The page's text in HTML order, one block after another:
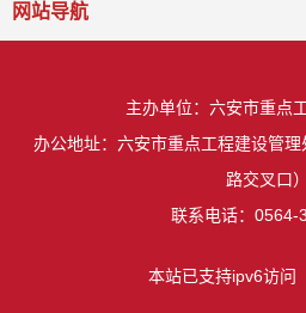
网站导航
主办单位：六安市重点
办公地址：六安市重点工程建设管
路交叉口）
联系电话：0564-
本站已支持ipv6访问